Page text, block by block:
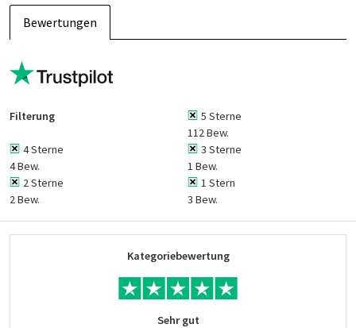
Bewertungen
Filterung
5 Sterne
112 Bew.
4 Sterne
4 Bew.
3 Sterne
1 Bew.
2 Sterne
2 Bew.
1 Stern
3 Bew.
Kategoriebewertung
Sehr gut